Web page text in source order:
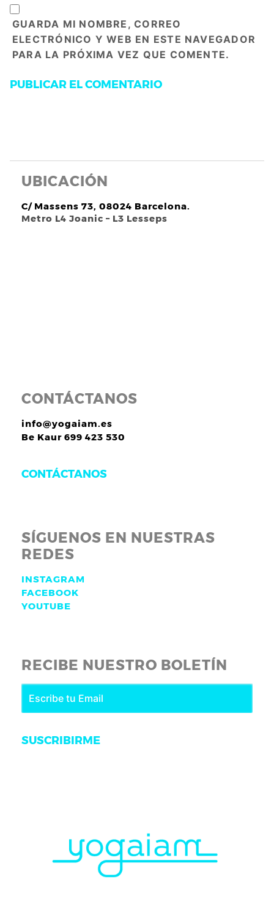
GUARDA MI NOMBRE, CORREO
ELECTRÓNICO Y WEB EN ESTE NAVEGADOR
PARA LA PRÓXIMA VEZ QUE COMENTE.
UBICACIÓN
C/ Massens 73, 08024 Barcelona.
Metro L4 Joanic – L3 Lesseps
CONTÁCTANOS
info@yogaiam.es
Be Kaur 699 423 530
CONTÁCTANOS
SÍGUENOS EN NUESTRAS
REDES
INSTAGRAM
FACEBOOK
YOUTUBE
RECIBE NUESTRO BOLETÍN
SUSCRIBIRME